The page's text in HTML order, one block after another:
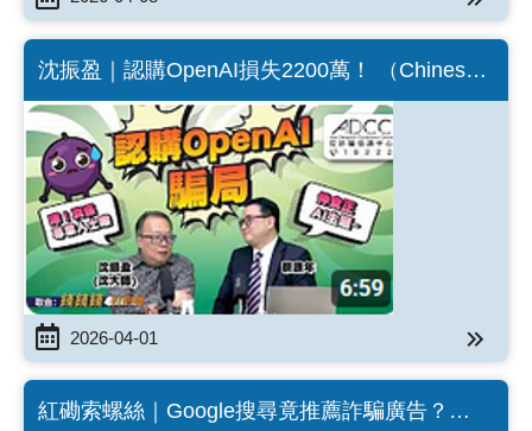
沈振盈｜認購OpenAI損失2200萬！ （Chinese
version only）
2026-04-01
紅磡索螺絲｜Google搜尋竟推薦詐騙廣告？